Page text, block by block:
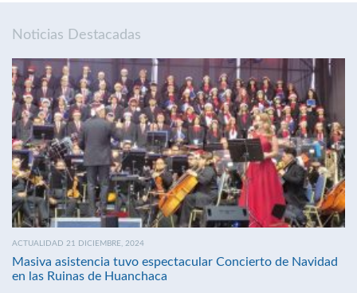
Noticias Destacadas
ACTUALIDAD 21 DICIEMBRE, 2024
Masiva asistencia tuvo espectacular Concierto de Navidad
en las Ruinas de Huanchaca